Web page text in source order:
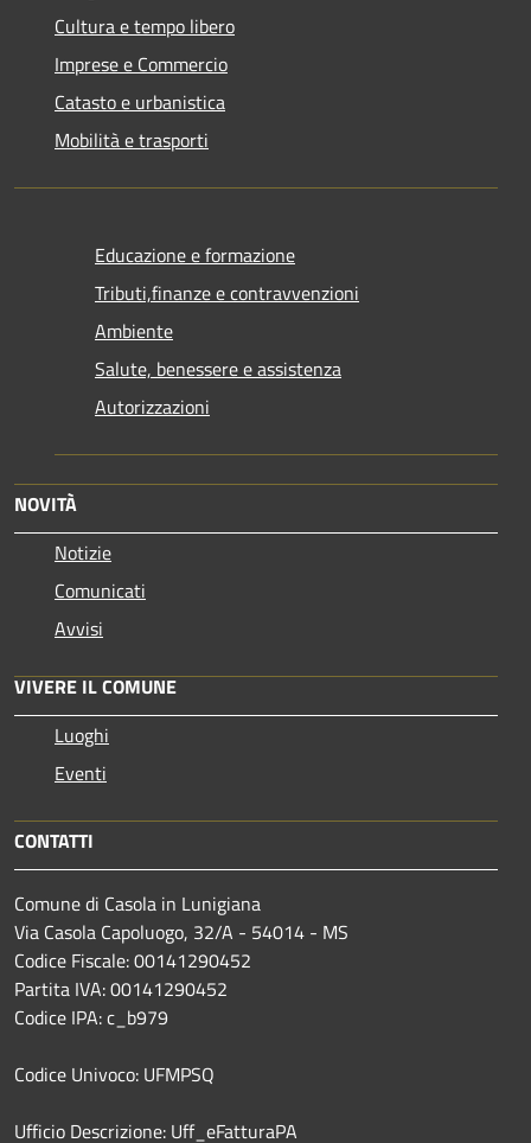
Cultura e tempo libero
Imprese e Commercio
Catasto e urbanistica
Mobilità e trasporti
Educazione e formazione
Tributi,finanze e contravvenzioni
Ambiente
Salute, benessere e assistenza
Autorizzazioni
NOVITÀ
Notizie
Comunicati
Avvisi
VIVERE IL COMUNE
Luoghi
Eventi
CONTATTI
Comune di Casola in Lunigiana
Via Casola Capoluogo, 32/A - 54014 - MS
Codice Fiscale: 00141290452
Partita IVA: 00141290452
Codice IPA: c_b979
Codice Univoco: UFMPSQ
Ufficio Descrizione: Uff_eFatturaPA